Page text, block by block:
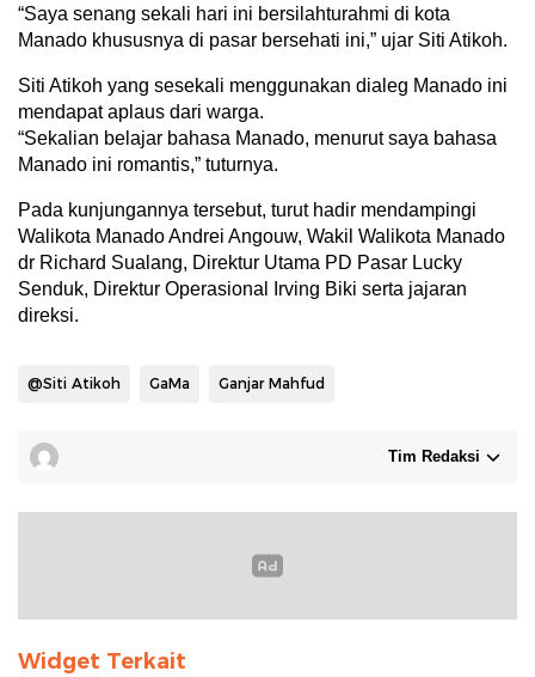
“Saya senang sekali hari ini bersilahturahmi di kota
Manado khususnya di pasar bersehati ini,” ujar Siti Atikoh.
Siti Atikoh yang sesekali menggunakan dialeg Manado ini
mendapat aplaus dari warga.
“Sekalian belajar bahasa Manado, menurut saya bahasa
Manado ini romantis,” tuturnya.
Pada kunjungannya tersebut, turut hadir mendampingi
Walikota Manado Andrei Angouw, Wakil Walikota Manado
dr Richard Sualang, Direktur Utama PD Pasar Lucky
Senduk, Direktur Operasional Irving Biki serta jajaran
direksi.
@Siti Atikoh GaMa Ganjar Mahfud
Tim Redaksi
Widget Terkait